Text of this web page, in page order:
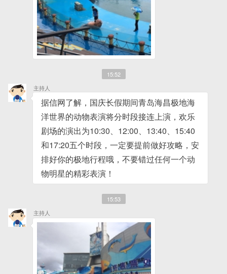
15:52
主持人
据信网了解，国庆长假期间青岛海昌极地海
洋世界的动物表演将分时段接连上演，欢乐
剧场的演出为10:30、12:00、13:40、15:40
和17:20五个时段，一定要提前做好攻略，安
排好你的极地行程哦，不要错过任何一个动
物明星的精彩表演！
15:53
主持人